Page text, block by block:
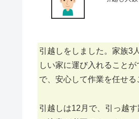
引越しをしました。家族3
しい家に運び入れること
で、安心して作業を任せる
引越しは12月で、引っ越